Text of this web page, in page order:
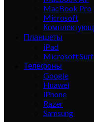
MacBook Pro
Microsoft
Планшеты
iPad
Microsoft
Телефоны
Google
Huawei
iPhone
Razer
Samsung